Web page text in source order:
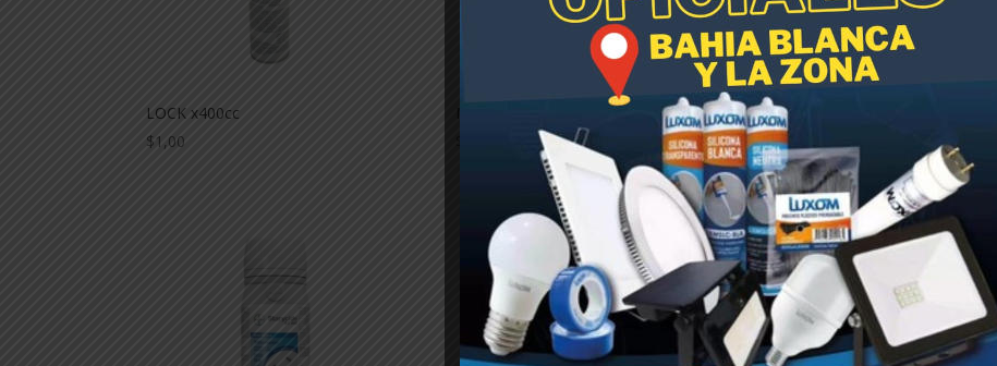
LOCK x400cc
$1,00
PULEX x 1litro
$1,00